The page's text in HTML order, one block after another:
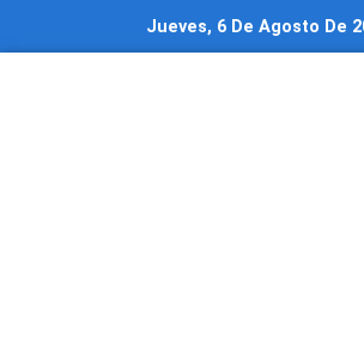
Jueves, 6 De Agosto De